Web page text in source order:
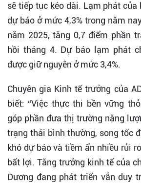
sẽ tiếp tục kéo dài. Lạm phát của
dự báo ở mức 4,3% trong năm
năm 2025, tăng 0,7 điểm phần
hồi tháng 4. Dự báo lạm phát
được giữ nguyên ở mức 3,4%.
Chuyên gia Kinh tế trưởng của
biết: “Việc thực thi bền vững
góp phần đưa thị trường năng
trạng thái bình thường, song tốc
khó dự báo và tiềm ẩn nhiều rủi
bất lợi. Tăng trưởng kinh tế của
Dương đang phát triển vẫn duy